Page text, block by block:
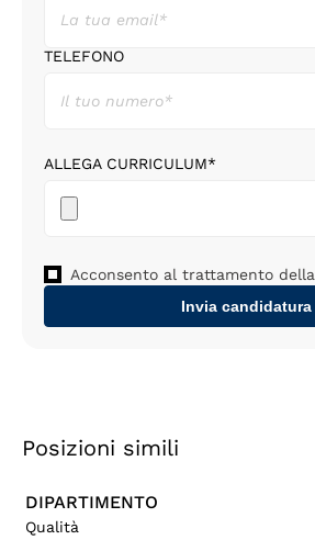
TELEFONO
ALLEGA CURRICULUM*
Acconsento al trattamento della
Posizioni simili
DIPARTIMENTO
Qualità